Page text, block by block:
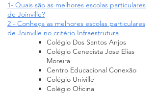
1- Quais são as melhores escolas particulares
de Joinville?
2 - Conheça as melhores escolas particulares
de Joinville no critério Infraestrutura
Colégio Dos Santos Anjos
Colégio Cenecista Jose Elias
Moreira
Centro Educacional Conexão
Colégio Univille
Colégio Oficina